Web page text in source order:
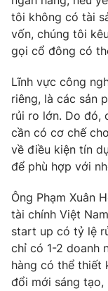
tôi không có tài
vốn, chúng tôi
gọi cổ đông có
Lĩnh vực công
riêng, là các sản
rủi ro lớn. Do đó,
cần có cơ chế
về điều kiện tín
để phù hợp với
Ông Phạm Xuân
tài chính Việt
start up có tỷ lệ
chỉ có 1-2 doanh
hàng có thể thiết
đổi mới sáng tạo,